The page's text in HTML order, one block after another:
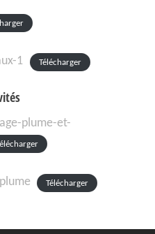
1 Télécharger
plume-et-
Télécharger